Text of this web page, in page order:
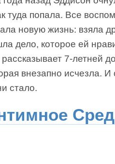
туда попала. Все
новую жизнь: взяла
дело, которое ей
рассказывает 7-летней
внезапно исчезла.
стало.